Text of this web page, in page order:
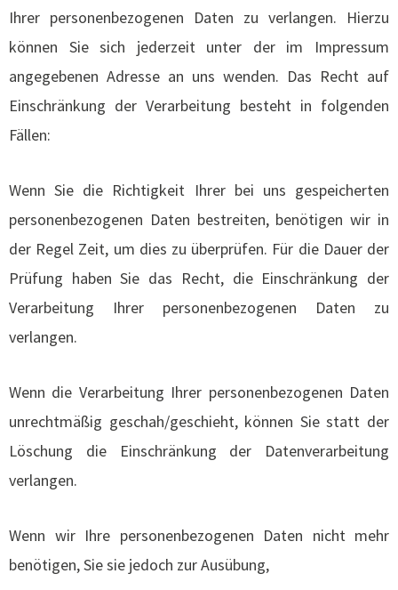
Ihrer personenbezogenen Daten zu verlangen. Hierzu
können Sie sich jederzeit unter der im Impressum
angegebenen Adresse an uns wenden. Das Recht auf
Einschränkung der Verarbeitung besteht in folgenden
Fällen:
Wenn Sie die Richtigkeit Ihrer bei uns gespeicherten
personenbezogenen Daten bestreiten, benötigen wir in
der Regel Zeit, um dies zu überprüfen. Für die Dauer der
Prüfung haben Sie das Recht, die Einschränkung der
Verarbeitung Ihrer personenbezogenen Daten zu
verlangen.
Wenn die Verarbeitung Ihrer personenbezogenen Daten
unrechtmäßig geschah/geschieht, können Sie statt der
Löschung die Einschränkung der Datenverarbeitung
verlangen.
Wenn wir Ihre personenbezogenen Daten nicht mehr
benötigen, Sie sie jedoch zur Ausübung,